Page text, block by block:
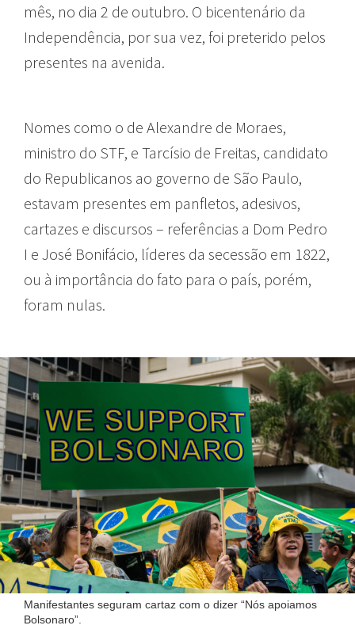
mês, no dia 2 de outubro. O bicentenário da
Independência, por sua vez, foi preterido pelos
presentes na avenida.
Nomes como o de Alexandre de Moraes,
ministro do STF, e Tarcísio de Freitas, candidato
do Republicanos ao governo de São Paulo,
estavam presentes em panfletos, adesivos,
cartazes e discursos – referências a Dom Pedro
I e José Bonifácio, líderes da secessão em 1822,
ou à importância do fato para o país, porém,
foram nulas.
Manifestantes seguram cartaz com o dizer “Nós apoiamos
Bolsonaro”.